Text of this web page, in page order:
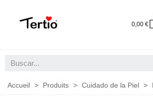
0,00 €
Accueil > Produits > Cuidado de la Piel >